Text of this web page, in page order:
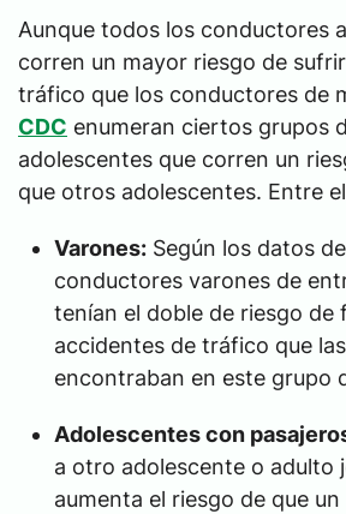
Aunque todos los conductores
corren un mayor riesgo de
tráfico que los conductores de
CDC enumeran ciertos grupos
adolescentes que corren un
que otros adolescentes. Entre
Varones: Según los datos
conductores varones de
tenían el doble de riesgo de
accidentes de tráfico que
encontraban en este grupo
Adolescentes con
a otro adolescente o adulto
aumenta el riesgo de que